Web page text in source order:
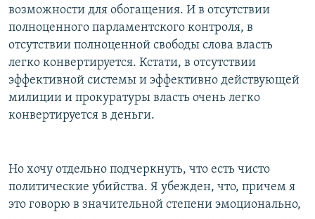
возможности для обогащения. И в отсутствии
полноценного парламентского контроля, в
отсутствии полноценной свободы слова власть
легко конвертируется. Кстати, в отсутствии
эффективной системы и эффективно действующей
милиции и прокуратуры власть очень легко
конвертируется в деньги.
Но хочу отдельно подчеркнуть, что есть чисто
политические убийства. Я убежден, что, причем я
это говорю в значительной степени эмоционально,